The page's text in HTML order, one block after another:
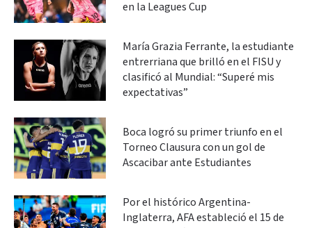
en la Leagues Cup
María Grazia Ferrante, la estudiante
entrerriana que brilló en el FISU y
clasificó al Mundial: “Superé mis
expectativas”
Boca logró su primer triunfo en el
Torneo Clausura con un gol de
Ascacibar ante Estudiantes
Por el histórico Argentina-
Inglaterra, AFA estableció el 15 de